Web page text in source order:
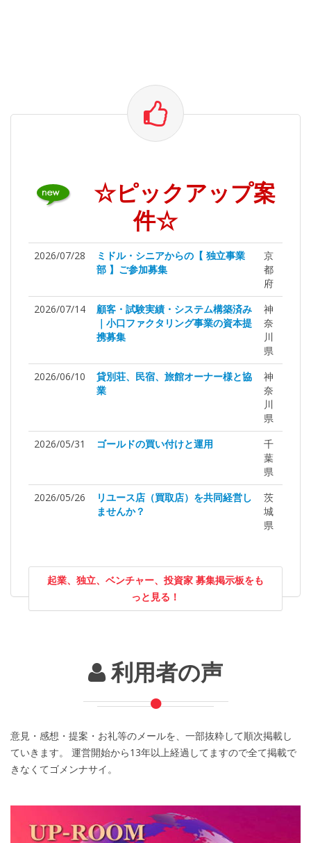
☆ピックアップ案
件☆
2026/07/28
ミドル・シニアからの【 独立事業
部 】ご参加募集
京
都
府
2026/07/14
顧客・試験実績・システム構築済み
｜小口ファクタリング事業の資本提
携募集
神
奈
川
県
2026/06/10
貸別荘、民宿、旅館オーナー様と協
業
神
奈
川
県
2026/05/31
ゴールドの買い付けと運用
千
葉
県
2026/05/26
リユース店（買取店）を共同経営し
ませんか？
茨
城
県
起業、独立、ベンチャー、投資家 募集掲示板をも
っと見る！
利用者の声
意見・感想・提案・お礼等のメールを、一部抜粋して順次掲載し
ていきます。 運営開始から13年以上経過してますので全て掲載で
きなくてゴメンナサイ。